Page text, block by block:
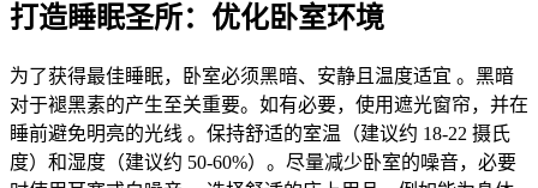
打造睡眠圣所：优化卧室环境
为了获得最佳睡眠，卧室必须黑暗、安静且温度适宜 。黑暗
对于褪黑素的产生至关重要。如有必要，使用遮光窗帘，并在
睡前避免明亮的光线 。保持舒适的室温（建议约 18-22 摄氏
度）和湿度（建议约 50-60%） 。尽量减少卧室的噪音，必要